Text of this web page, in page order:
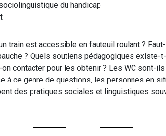
du handicap
train est accessible en fauteuil roulant ?
? Quels soutiens pédagogiques
contacter pour les obtenir ? Les WC sont-
à ce genre de questions, les personnes en
des pratiques sociales et linguistiques